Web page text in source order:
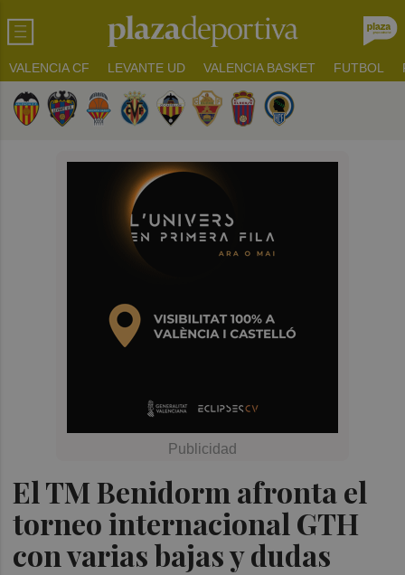
VALENCIA CF LEVANTE UD VALENCIA BASKET FUTBOL
El TM Benidorm afronta el
torneo internacional GTH
con varias bajas y dudas